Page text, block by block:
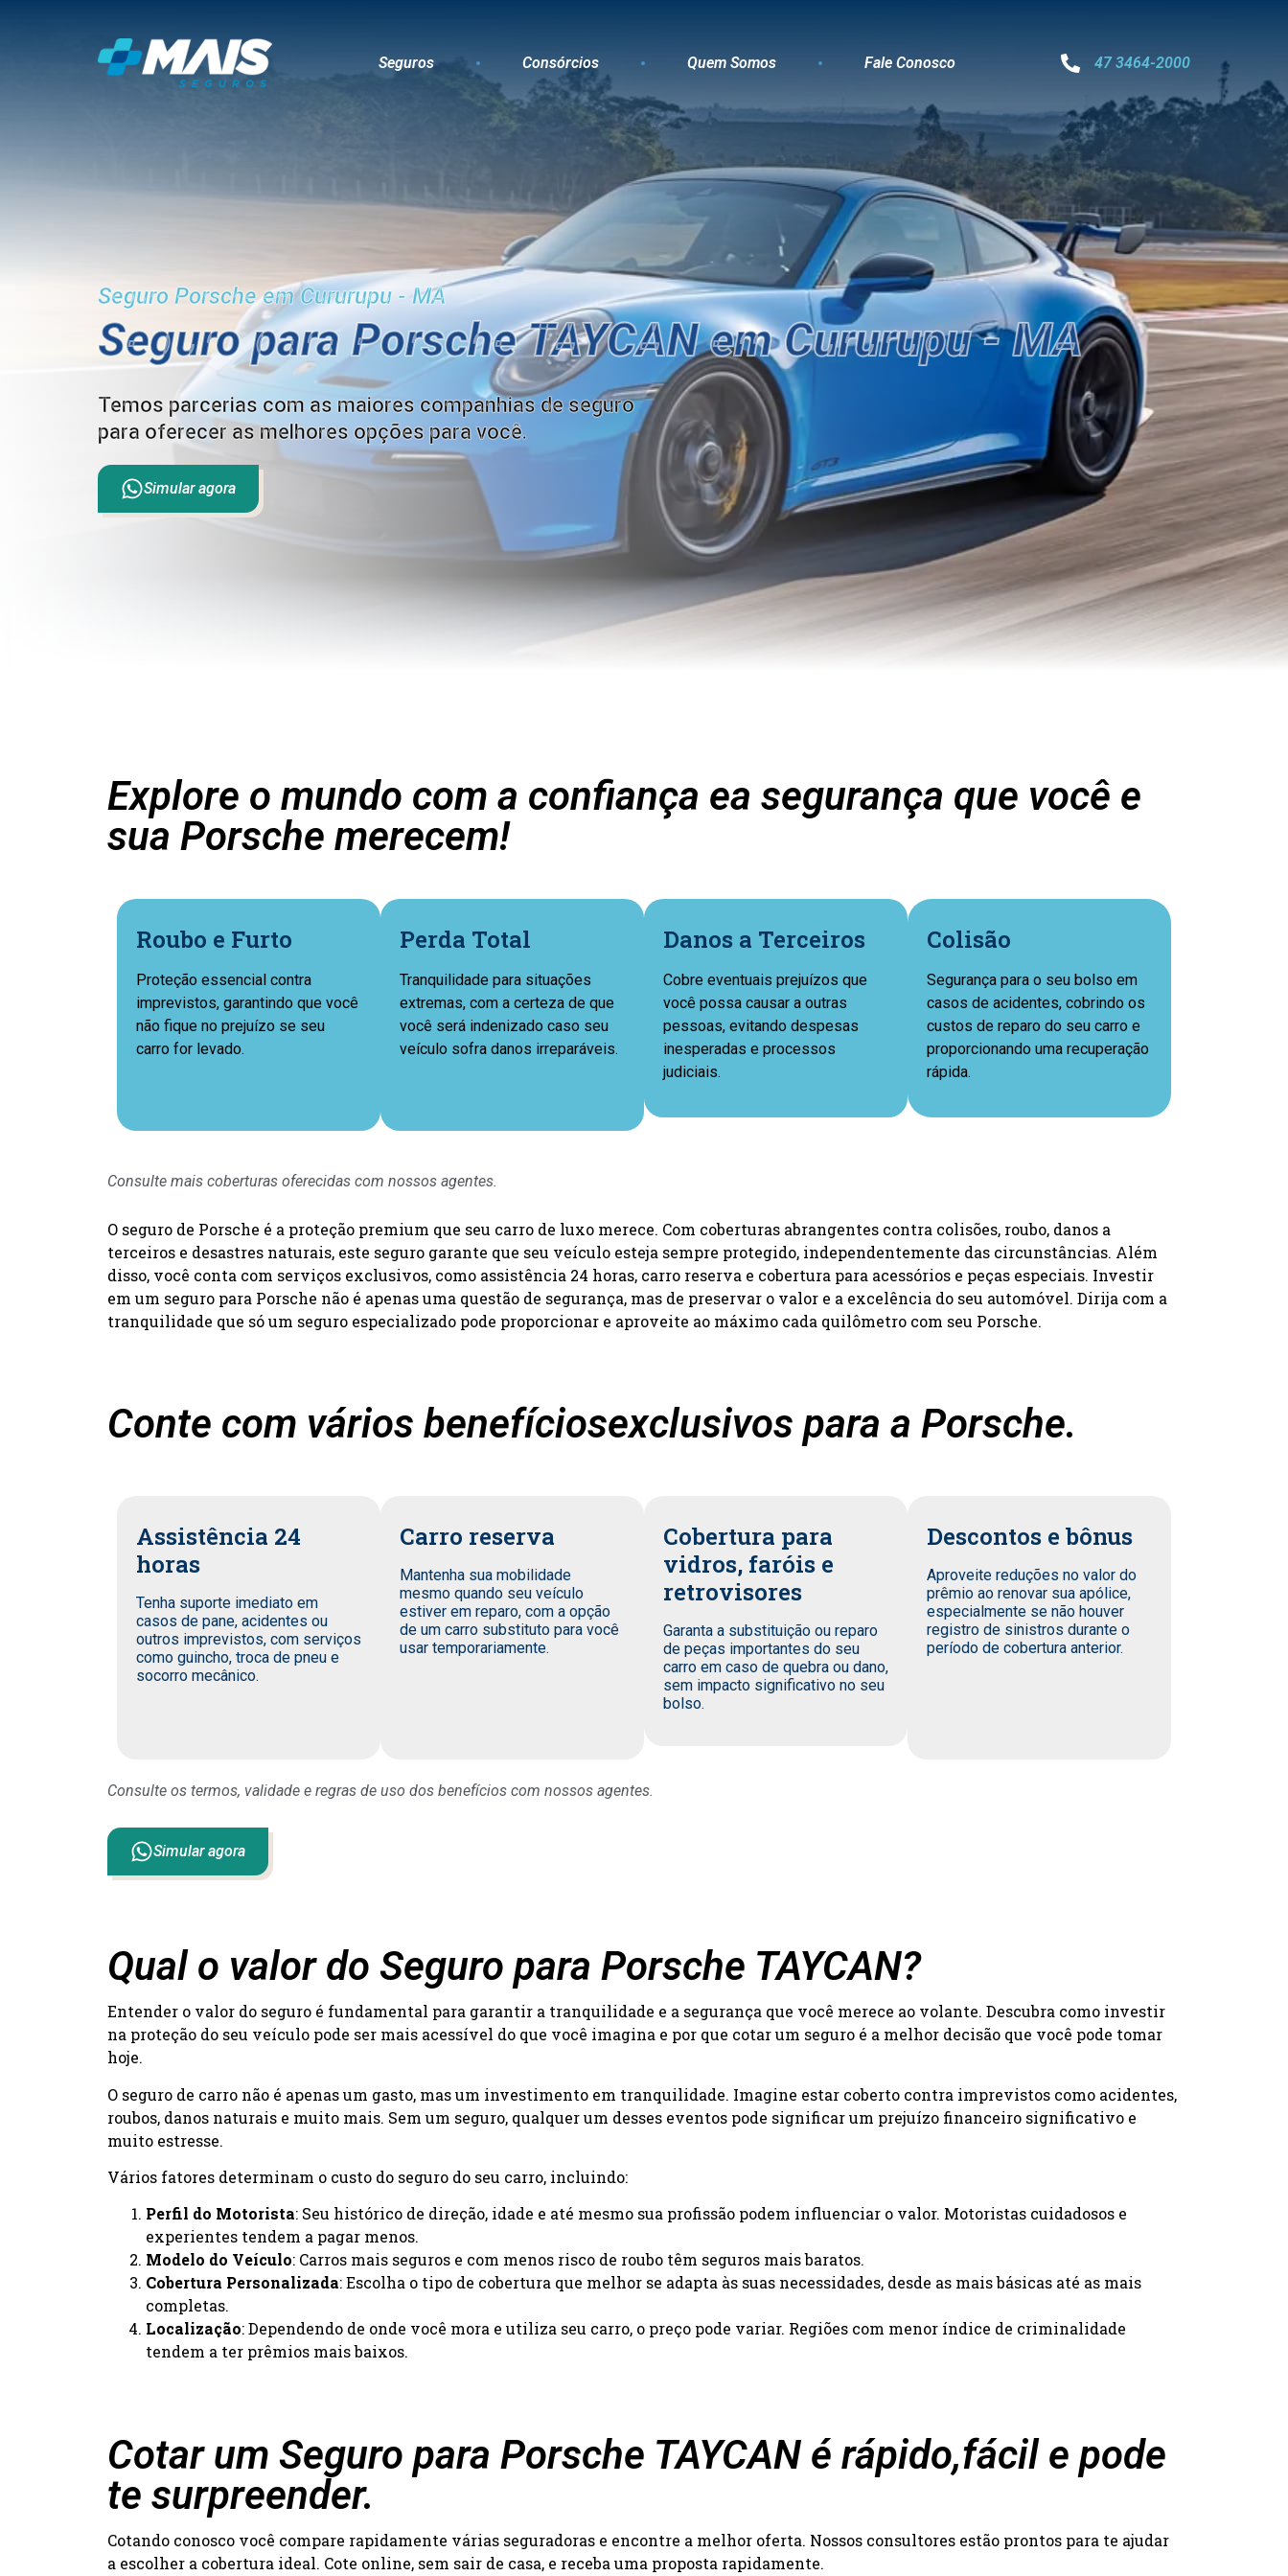
Seguros Consórcios Quem Somos Fale Conosco 47 3464-2000
Seguro Porsche em Cururupu - MA
Seguro para Porsche TAYCAN em Cururupu - MA
Temos parcerias com as maiores companhias de seguro
para oferecer as melhores opções para você.
Simular agora
Explore o mundo com a confiança ea segurança que você e
sua Porsche merecem!
Roubo e Furto
Proteção essencial contra
imprevistos, garantindo que você
não fique no prejuízo se seu
carro for levado.
Perda Total
Tranquilidade para situações
extremas, com a certeza de que
você será indenizado caso seu
veículo sofra danos irreparáveis.
Danos a Terceiros
Cobre eventuais prejuízos que
você possa causar a outras
pessoas, evitando despesas
inesperadas e processos
judiciais.
Colisão
Segurança para o seu bolso em
casos de acidentes, cobrindo os
custos de reparo do seu carro e
proporcionando uma recuperação
rápida.
Consulte mais coberturas oferecidas com nossos agentes.
O seguro de Porsche é a proteção premium que seu carro de luxo merece. Com coberturas abrangentes contra colisões, roubo, danos a
terceiros e desastres naturais, este seguro garante que seu veículo esteja sempre protegido, independentemente das circunstâncias. Além
disso, você conta com serviços exclusivos, como assistência 24 horas, carro reserva e cobertura para acessórios e peças especiais. Investir
em um seguro para Porsche não é apenas uma questão de segurança, mas de preservar o valor e a excelência do seu automóvel. Dirija com a
tranquilidade que só um seguro especializado pode proporcionar e aproveite ao máximo cada quilômetro com seu Porsche.
Conte com vários benefíciosexclusivos para a Porsche.
Assistência 24
horas
Tenha suporte imediato em
casos de pane, acidentes ou
outros imprevistos, com serviços
como guincho, troca de pneu e
socorro mecânico.
Carro reserva
Mantenha sua mobilidade
mesmo quando seu veículo
estiver em reparo, com a opção
de um carro substituto para você
usar temporariamente.
Cobertura para
vidros, faróis e
retrovisores
Garanta a substituição ou reparo
de peças importantes do seu
carro em caso de quebra ou dano,
sem impacto significativo no seu
bolso.
Descontos e bônus
Aproveite reduções no valor do
prêmio ao renovar sua apólice,
especialmente se não houver
registro de sinistros durante o
período de cobertura anterior.
Consulte os termos, validade e regras de uso dos benefícios com nossos agentes.
Simular agora
Qual o valor do Seguro para Porsche TAYCAN?
Entender o valor do seguro é fundamental para garantir a tranquilidade e a segurança que você merece ao volante. Descubra como investir
na proteção do seu veículo pode ser mais acessível do que você imagina e por que cotar um seguro é a melhor decisão que você pode tomar
hoje.
O seguro de carro não é apenas um gasto, mas um investimento em tranquilidade. Imagine estar coberto contra imprevistos como acidentes,
roubos, danos naturais e muito mais. Sem um seguro, qualquer um desses eventos pode significar um prejuízo financeiro significativo e
muito estresse.
Vários fatores determinam o custo do seguro do seu carro, incluindo:
Perfil do Motorista: Seu histórico de direção, idade e até mesmo sua profissão podem influenciar o valor. Motoristas cuidadosos e
experientes tendem a pagar menos.
Modelo do Veículo: Carros mais seguros e com menos risco de roubo têm seguros mais baratos.
Cobertura Personalizada: Escolha o tipo de cobertura que melhor se adapta às suas necessidades, desde as mais básicas até as mais
completas.
Localização: Dependendo de onde você mora e utiliza seu carro, o preço pode variar. Regiões com menor índice de criminalidade
tendem a ter prêmios mais baixos.
Cotar um Seguro para Porsche TAYCAN é rápido,fácil e pode
te surpreender.
Cotando conosco você compare rapidamente várias seguradoras e encontre a melhor oferta. Nossos consultores estão prontos para te ajudar
a escolher a cobertura ideal. Cote online, sem sair de casa, e receba uma proposta rapidamente.